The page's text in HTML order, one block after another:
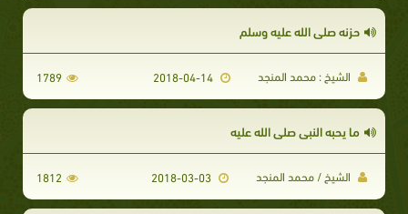
حزنه صلى الله عليه وسلم
الشيخ : محمد المنجد 2018-04-14
1789
ما يحبه النبي صلى الله عليه
الشيخ / محمد المنجد 1812